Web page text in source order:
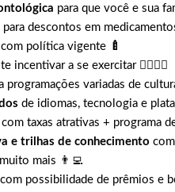
para que você e sua
para descontos em
política vigente 🍼
te incentivar a se exercitar🤸‍♀️🤸‍♂️
programações variadas de
de idiomas, tecnologia e
com taxas atrativas + programa
e trilhas de conhecimento
mais 👨‍💻
com possibilidade de prêmios e